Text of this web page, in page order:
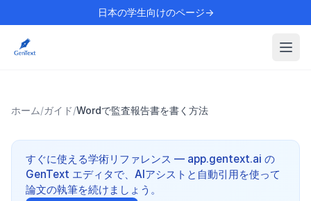
日本の学生向けのページ→
ホーム/ガイド/Wordで監査報告書を書く方法
すぐに使える学術リファレンス — app.gentext.ai の
GenText エディタで、AIアシストと自動引用を使って
論文の執筆を続けましょう。